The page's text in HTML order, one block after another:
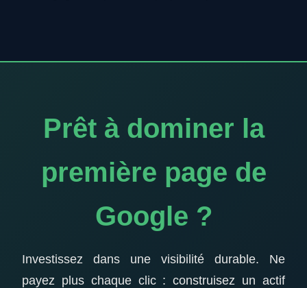
Prêt à dominer la
première page de
Google ?
Investissez dans une visibilité durable. Ne
payez plus chaque clic : construisez un actif